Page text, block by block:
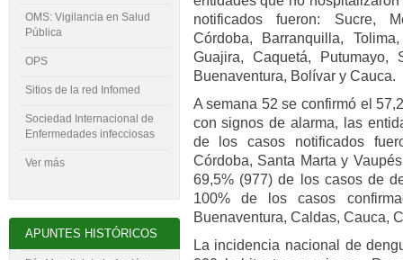
notificados fueron: Sucre,
Córdoba, Barranquilla,
Guajira, Caquetá, Putumayo,
Buenaventura, Bolí­var y Cauca.
A semana 52 se confirmó el
con signos de alarma, las
de los casos notificados
Córdoba, Santa Marta y
69,5% (977) de los casos de
100% de los casos
Buenaventura, Caldas, Cauca,
La incidencia nacional de
OMS: Vigilancia en Salud
Pública
OPS
Sitios de la red Infomed
Sociedad Internacional de
Enfermedades infecciosas
Ver más
APUNTES HISTÓRICOS